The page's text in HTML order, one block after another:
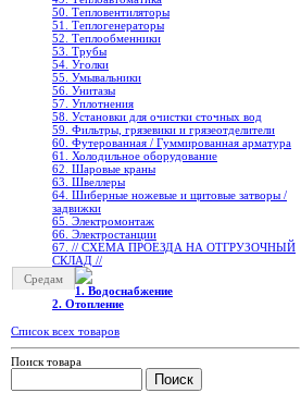
50. Тепловентиляторы
51. Теплогенераторы
52. Теплообменники
53. Трубы
54. Уголки
55. Умывальники
56. Унитазы
57. Уплотнения
58. Установки для очистки сточных вод
59. Фильтры, грязевики и грязеотделители
60. Футерованная / Гуммированная арматура
61. Холодильное oборудование
62. Шаровые краны
63. Швеллеры
64. Шиберные ножевые и щитовые затворы /
задвижки
65. Электромонтаж
66. Электростанции
67. // СХЕМА ПРОЕЗДА НА ОТГРУЗОЧНЫЙ
СКЛАД //
Средам
1. Водоснабжение
2. Отопление
Список всех товаров
Поиск товара